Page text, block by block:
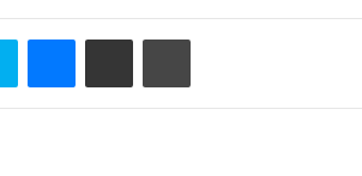
Skype MessengerCompartir por correo electrónicoImprimir